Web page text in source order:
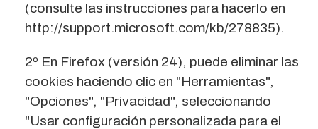
(consulte las instrucciones para hacerlo en
http://support.microsoft.com/kb/278835).
2º En Firefox (versión 24), puede eliminar las
cookies haciendo clic en "Herramientas",
"Opciones", "Privacidad", seleccionando
"Usar configuración personalizada para el